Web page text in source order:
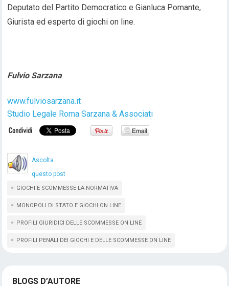
Deputato del Partito Democratico e Gianluca Pomante,
Giurista ed esperto di giochi on line.
Fulvio Sarzana
www.fulviosarzana.it
Studio Legale Roma Sarzana & Associati
Ascolta
questo post
GIOCHI E SCOMMESSE LA NORMATIVA
MONOPOLI DI STATO E GIOCHI ON LINE
PROFILI GIURIDICI DELLE SCOMMESSE ON LINE
PROFILI PENALI DEI GIOCHI E DELLE SCOMMESSE ON LINE
BLOGS D’AUTORE